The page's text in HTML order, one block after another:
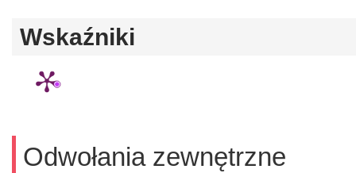
Wskaźniki
Odwołania zewnętrzne